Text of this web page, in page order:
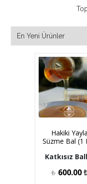
Hakiki Yayla
Süzme Bal (1
Katkısız
₺ 600.00